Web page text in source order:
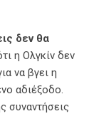
δεν θα
η Ολγκίν δεν
να βγει η
αδιέξοδο.
συναντήσεις